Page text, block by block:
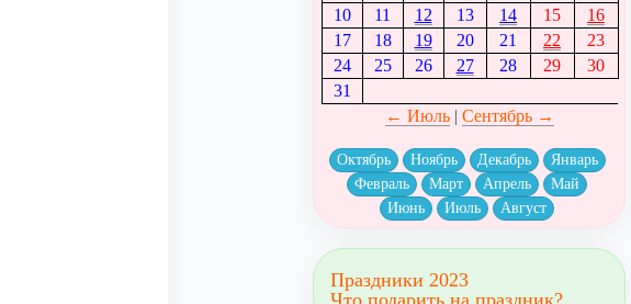
10
11 12 13 14 15
16
17
18 19 20 21 22
23
24
25 26 27 28 29
30
31
← Июль| Сентябрь →
Октябрь Ноябрь Декабрь
Январь
Февраль
Март Апрель
Май
Июнь
Июль Август
Праздники 2023
Что подарить на праздник?